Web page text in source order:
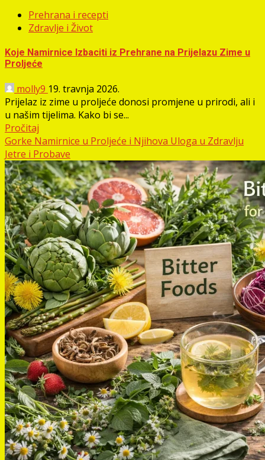
Prehrana i recepti
Zdravlje i Život
Koje Namirnice Izbaciti iz Prehrane na Prijelazu Zime u
Proljeće
molly9 19. travnja 2026.
Prijelaz iz zime u proljeće donosi promjene u prirodi, ali i
u našim tijelima. Kako bi se...
Pročitaj
Gorke Namirnice u Proljeće i Njihova Uloga u Zdravlju
Jetre i Probave